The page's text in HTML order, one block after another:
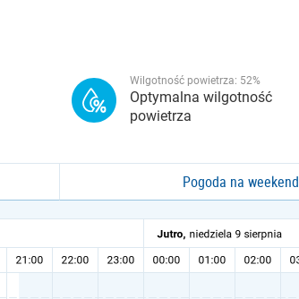
Wilgotność powietrza: 52%
Optymalna wilgotność
powietrza
Pogoda na weekend